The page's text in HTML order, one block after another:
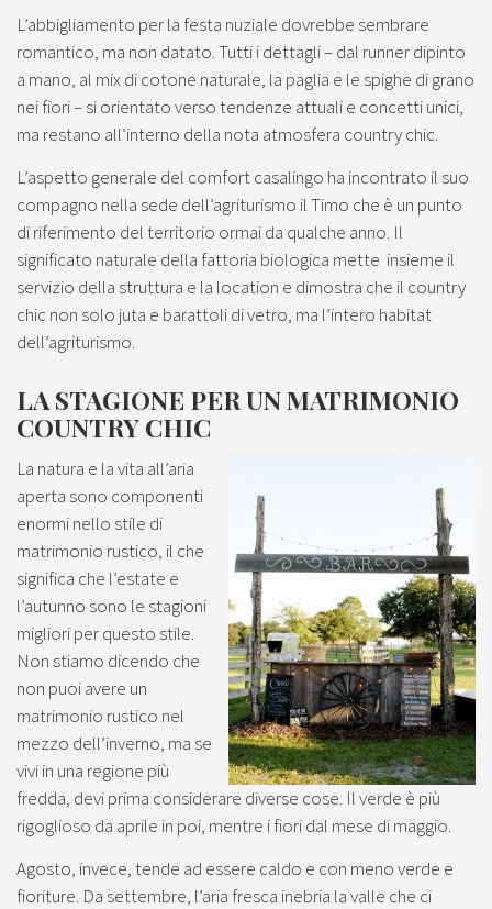
L’abbigliamento per la festa nuziale dovrebbe sembrare
romantico, ma non datato. Tutti i dettagli – dal runner dipinto
a mano, al mix di cotone naturale, la paglia e le spighe di grano
nei fiori – si orientato verso tendenze attuali e concetti unici,
ma restano all’interno della nota atmosfera country chic.
L’aspetto generale del comfort casalingo ha incontrato il suo
compagno nella sede dell’agriturismo il Timo che è un punto
di riferimento del territorio ormai da qualche anno. Il
significato naturale della fattoria biologica mette insieme il
servizio della struttura e la location e dimostra che il country
chic non solo juta e barattoli di vetro, ma l’intero habitat
dell’agriturismo.
LA STAGIONE PER UN MATRIMONIO
COUNTRY CHIC
La natura e la vita all’aria
aperta sono componenti
enormi nello stile di
matrimonio rustico, il che
significa che l’estate e
l’autunno sono le stagioni
migliori per questo stile.
Non stiamo dicendo che
non puoi avere un
matrimonio rustico nel
mezzo dell’inverno, ma se
vivi in ​​una regione più
fredda, devi prima considerare diverse cose. Il verde è più
rigoglioso da aprile in poi, mentre i fiori dal mese di maggio.
Agosto, invece, tende ad essere caldo e con meno verde e
fioriture. Da settembre, l’aria fresca inebria la valle che ci